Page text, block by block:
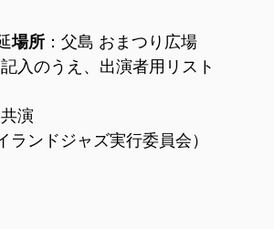
場所 ：父島 おまつり広場
入のうえ、出演者用リスト
演
ランドジャズ実行委員会）